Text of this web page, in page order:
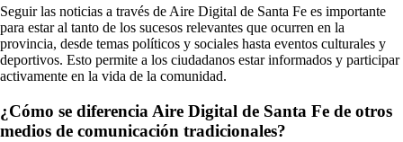
Seguir las noticias a través de Aire Digital de Santa Fe es importante
para estar al tanto de los sucesos relevantes que ocurren en la
provincia, desde temas políticos y sociales hasta eventos culturales y
deportivos. Esto permite a los ciudadanos estar informados y participar
activamente en la vida de la comunidad.
¿Cómo se diferencia Aire Digital de Santa Fe de otros
medios de comunicación tradicionales?